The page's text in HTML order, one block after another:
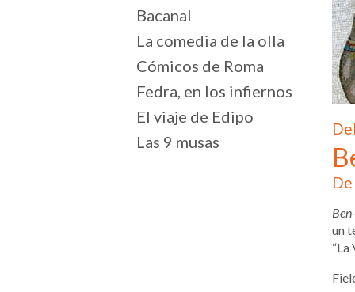
Bacanal
La comedia de la olla
Cómicos de Roma
Fedra, en los infiernos
El viaje de Edipo
Las 9 musas
un